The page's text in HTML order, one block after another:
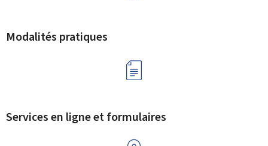
Modalités pratiques
Services en ligne et formulaires